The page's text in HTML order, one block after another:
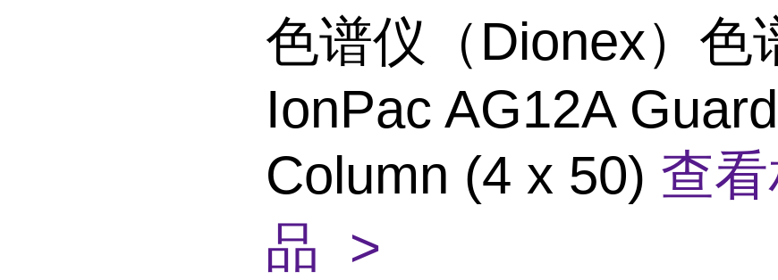
色谱仪（Dionex）色
IonPac AG12A Guard
Column (4 x 50) 查
品 >